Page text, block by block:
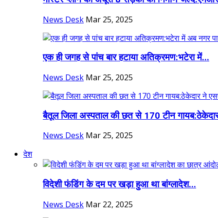
News Desk Mar 25, 2025
एक ही जगह से पांच बार हटाया अतिक्रमण:भटेरा में...
News Desk Mar 25, 2025
बैतूल जिला अस्पताल की छत से 170 टीन
News Desk Mar 25, 2025
देश
विदेशी फंडिंग के दम पर खड़ा हुआ था बांग्लादेश...
News Desk Mar 22, 2025